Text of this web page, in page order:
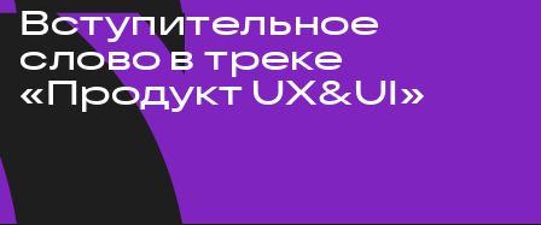
Вступительное
слово в треке
«Продукт UX&UI»